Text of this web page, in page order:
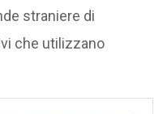
straniere di
che utilizzano